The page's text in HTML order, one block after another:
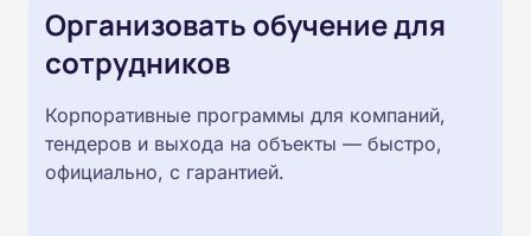
Организовать обучение для
сотрудников
Корпоративные программы для компаний,
тендеров и выхода на объекты — быстро,
официально, с гарантией.